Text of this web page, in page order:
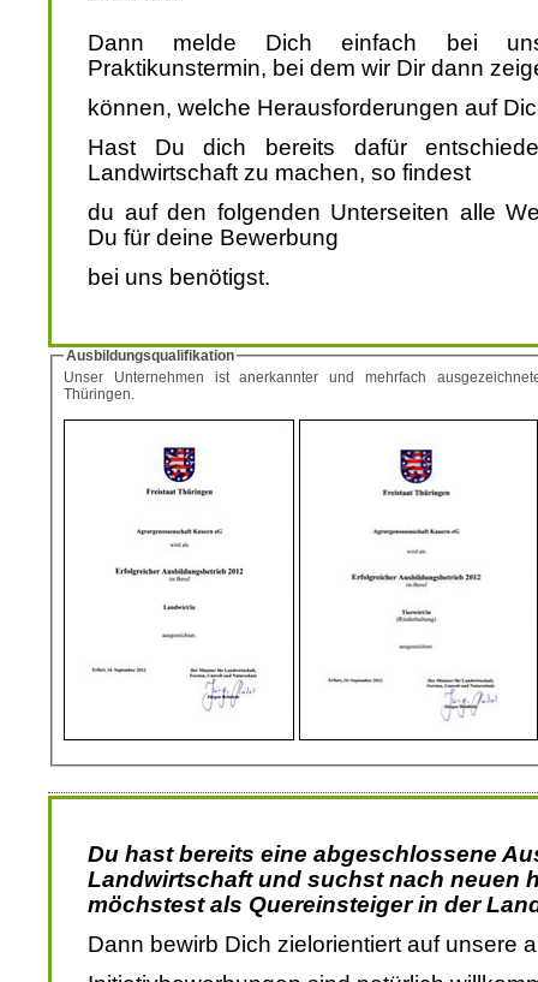
Dann melde Dich einfach bei
Praktikunstermin, bei dem wir Dir dann
können, welche Herausforderungen auf
Hast Du dich bereits dafür
Landwirtschaft zu machen, so findest
du auf den folgenden Unterseiten alle
Du für deine Bewerbung
bei uns benötigst.
Ausbildungsqualifikation
Unser Unternehmen ist anerkannter und mehrfach
Thüringen.
Du hast bereits eine abgeschlossene
Landwirtschaft und suchst nach neuen
möchstest als Quereinsteiger in der
Dann bewirb Dich zielorientiert auf unsere